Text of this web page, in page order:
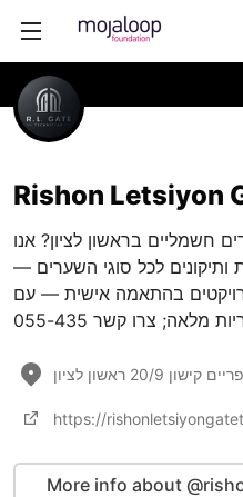
Rishon Letsiyon
חשמליים בראשון לציון? אנו
לכל סוגי השערים —
בהתאמה אישית — עם
מלאה; צרו קשר 055-435
קישון 20/9 ראשון לציון
https://
More info about